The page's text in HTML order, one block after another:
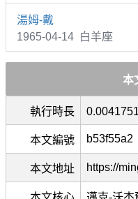
湯姆-戴
1965-04-14 白羊座
本
執行時長
本文編號 b53f55a2
本文地址 https://